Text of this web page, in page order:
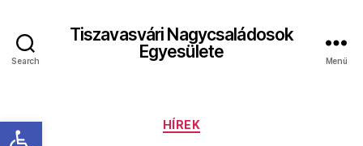
Eszköztár megnyitása
Search
Tiszavasvári Nagycsaládosok
Egyesülete
Menü
Kategóriák
HÍREK